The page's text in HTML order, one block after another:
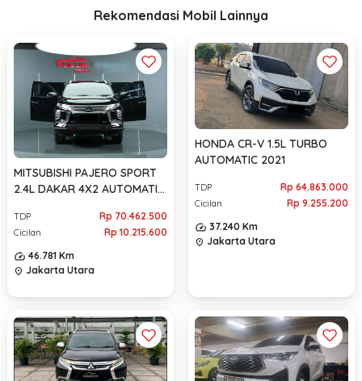
Rekomendasi Mobil Lainnya
MITSUBISHI PAJERO SPORT
2.4L DAKAR 4X2 AUTOMATIC
TDP Rp 70.462.500
Cicilan
Rp 10.215.600
46.781 Km
location_on Jakarta Utara
HONDA CR-V 1.5L TURBO
AUTOMATIC 2021
TDP Rp 64.863.000
Cicilan
Rp 9.255.200
37.240 Km
location_on Jakarta Utara